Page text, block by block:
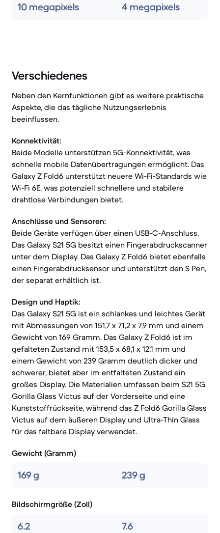
10 megapixels 4 megapixels
Verschiedenes
Neben den Kernfunktionen gibt es weitere praktische
Aspekte, die das tägliche Nutzungserlebnis
beeinflussen.
Konnektivität:
Beide Modelle unterstützen 5G-Konnektivität, was
schnelle mobile Datenübertragungen ermöglicht. Das
Galaxy Z Fold6 unterstützt neuere Wi-Fi-Standards wie
Wi-Fi 6E, was potenziell schnellere und stabilere
drahtlose Verbindungen bietet.
Anschlüsse und Sensoren:
Beide Geräte verfügen über einen USB-C-Anschluss.
Das Galaxy S21 5G besitzt einen Fingerabdruckscanner
unter dem Display. Das Galaxy Z Fold6 bietet ebenfalls
einen Fingerabdrucksensor und unterstützt den S Pen,
der separat erhältlich ist.
Design und Haptik:
Das Galaxy S21 5G ist ein schlankes und leichtes Gerät
mit Abmessungen von 151,7 x 71,2 x 7,9 mm und einem
Gewicht von 169 Gramm. Das Galaxy Z Fold6 ist im
gefalteten Zustand mit 153,5 x 68,1 x 12,1 mm und
einem Gewicht von 239 Gramm deutlich dicker und
schwerer, bietet aber im entfalteten Zustand ein
großes Display. Die Materialien umfassen beim S21 5G
Gorilla Glass Victus auf der Vorderseite und eine
Kunststoffrückseite, während das Z Fold6 Gorilla Glass
Victus auf dem äußeren Display und Ultra-Thin Glass
für das faltbare Display verwendet.
Gewicht (Gramm)
169 g 239 g
Bildschirmgröße (Zoll)
6.2 7.6